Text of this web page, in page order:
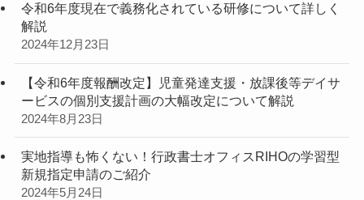
令和6年度現在で義務化されている研修について詳しく
解説
2024年12月23日
【令和6年度報酬改定】児童発達支援・放課後等デイサ
ービスの個別支援計画の大幅改定について解説
2024年8月23日
実地指導も怖くない！行政書士オフィスRIHOの学習型
新規指定申請のご紹介
2024年5月24日